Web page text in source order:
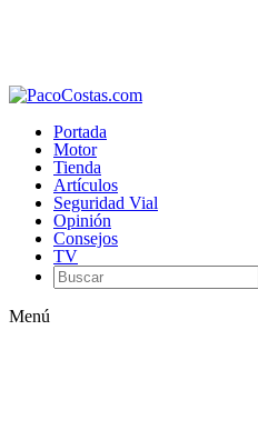
Portada
Motor
Tienda
Artículos
Seguridad Vial
Opinión
Consejos
TV
Menú